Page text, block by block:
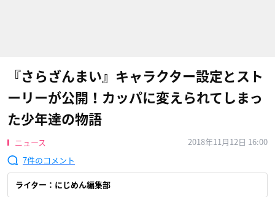
『さらざんまい』キャラクター設定とスト
ーリーが公開！カッパに変えられてしまっ
た少年達の物語
ニュース
2018年11月12日 16:00
7
ライター：にじめん編集部